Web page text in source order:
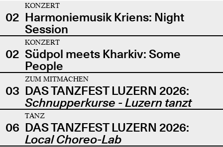
02
KONZERT
Harmoniemusik Kriens: Night
Session
02
KONZERT
Südpol meets Kharkiv: Some
People
03
ZUM MITMACHEN
DAS TANZFEST LUZERN 2026:
Schnupperkurse - Luzern tanzt
06
TANZ
DAS TANZFEST LUZERN 2026:
Local Choreo-Lab